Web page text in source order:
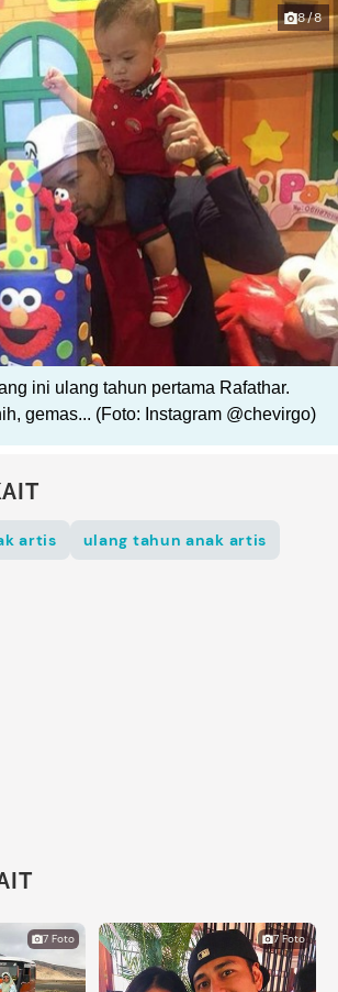
8/8
ini ulang tahun pertama Rafathar.
gemas... (Foto: Instagram @chevirgo)
artis ulang tahun anak artis
7 Foto 7 Foto